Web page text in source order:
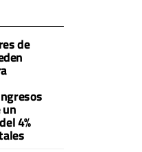
de
4%